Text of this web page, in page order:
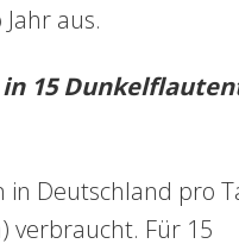
aus.
15
in Deutschland pro
verbraucht. Für 15